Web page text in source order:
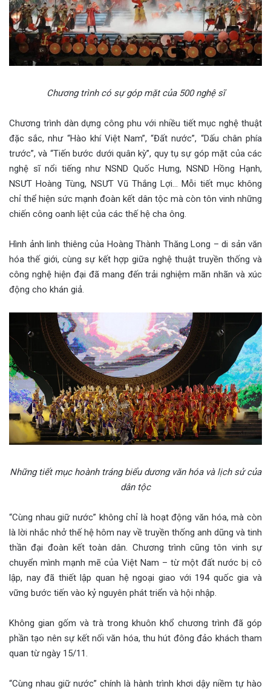
Chương trình có sự góp mặt của 500 nghệ sĩ
Chương trình dàn dựng công phu với nhiều tiết mục nghệ thuật
đặc sắc, như “Hào khí Việt Nam”, “Đất nước”, “Dấu chân phía
trước”, và “Tiến bước dưới quân kỳ”, quy tụ sự góp mặt của các
nghệ sĩ nổi tiếng như NSND Quốc Hưng, NSND Hồng Hạnh,
NSƯT Hoàng Tùng, NSƯT Vũ Thắng Lợi… Mỗi tiết mục không
chỉ thể hiện sức mạnh đoàn kết dân tộc mà còn tôn vinh những
chiến công oanh liệt của các thế hệ cha ông.
Hình ảnh linh thiêng của Hoàng Thành Thăng Long – di sản văn
hóa thế giới, cùng sự kết hợp giữa nghệ thuật truyền thống và
công nghệ hiện đại đã mang đến trải nghiệm mãn nhãn và xúc
động cho khán giả.
Những tiết mục hoành tráng biểu dương văn hóa và lịch sử của
dân tộc
“Cùng nhau giữ nước” không chỉ là hoạt động văn hóa, mà còn
là lời nhắc nhở thế hệ hôm nay về truyền thống anh dũng và tinh
thần đại đoàn kết toàn dân. Chương trình cũng tôn vinh sự
chuyển mình mạnh mẽ của Việt Nam – từ một đất nước bị cô
lập, nay đã thiết lập quan hệ ngoại giao với 194 quốc gia và
vững bước tiến vào kỷ nguyên phát triển và hội nhập.
Không gian gốm và trà trong khuôn khổ chương trình đã góp
phần tạo nên sự kết nối văn hóa, thu hút đông đảo khách tham
quan từ ngày 15/11.
“Cùng nhau giữ nước” chính là hành trình khơi dậy niềm tự hào